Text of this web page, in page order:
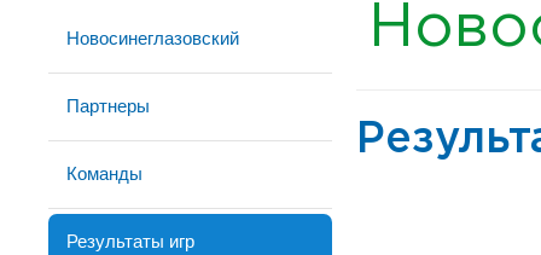
Новосинеглазовский
Партнеры
Команды
Результаты игр